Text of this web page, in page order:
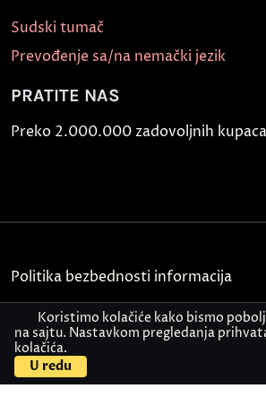
Sudski tumač
Prevođenje sa/na nemački jezik
PRATITE NAS
Preko 2.000.000 zadovoljnih
Politika bezbednosti informacija
Kontakt
© Akademija Oxford 2026.
Koristimo kolačiće kako bismo
na sajtu. Nastavkom pregledanja
kolačića.
U redu